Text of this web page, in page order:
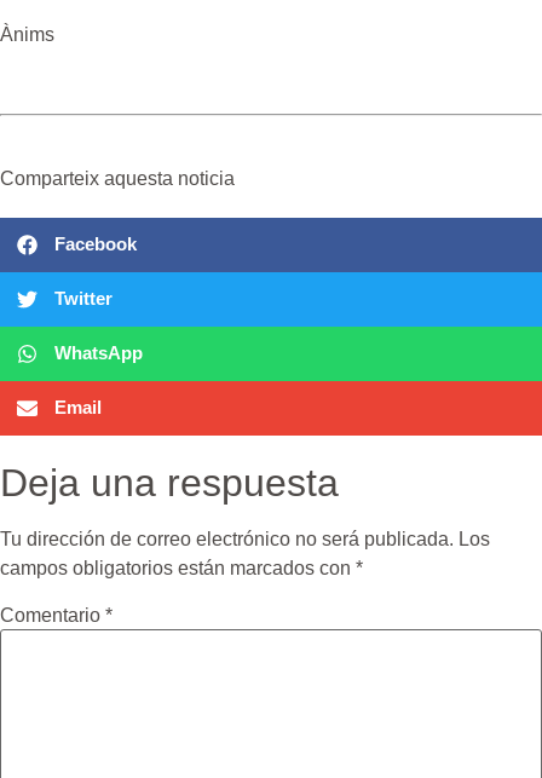
Ànims
Comparteix aquesta noticia
Facebook
Twitter
WhatsApp
Email
Deja una respuesta
Tu dirección de correo electrónico no será publicada. Los
campos obligatorios están marcados con *
Comentario *